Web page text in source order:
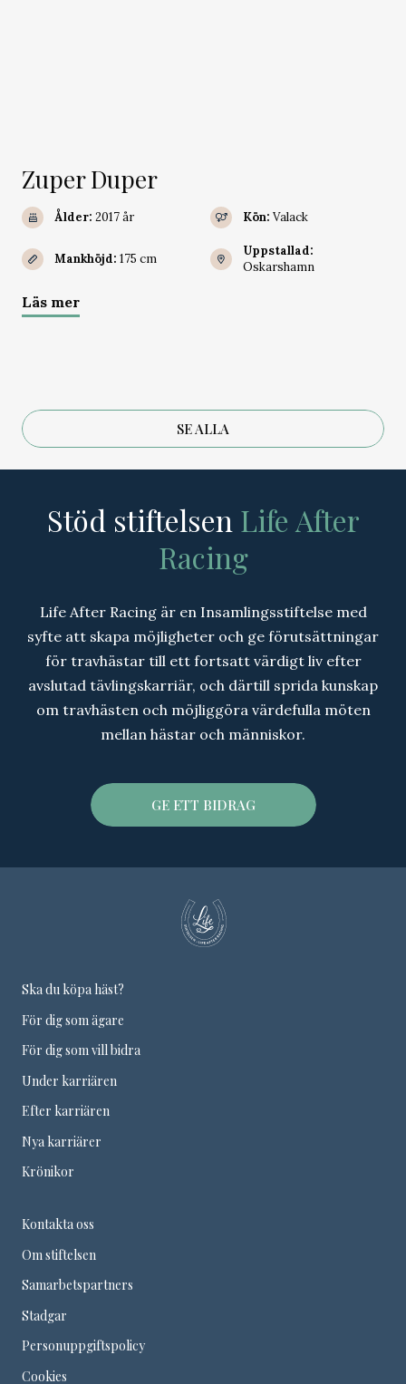
Zuper Duper
Ålder: 2017 år Kön: Valack
Mankhöjd: 175 cm
Uppstallad:
Oskarshamn
Läs mer
SE ALLA
Stöd stiftelsen Life After
Racing
Life After Racing är en Insamlingsstiftelse med
syfte att skapa möjligheter och ge förutsättningar
för travhästar till ett fortsatt värdigt liv efter
avslutad tävlingskarriär, och därtill sprida kunskap
om travhästen och möjliggöra värdefulla möten
mellan hästar och människor.
GE ETT BIDRAG
Ska du köpa häst?
För dig som ägare
För dig som vill bidra
Under karriären
Efter karriären
Nya karriärer
Krönikor
Kontakta oss
Om stiftelsen
Samarbetspartners
Stadgar
Personuppgiftspolicy
Cookies